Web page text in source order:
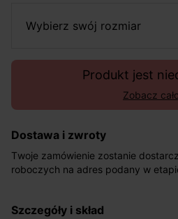
wybierz swój rozmiar
Produkt jest
Zobacz
Dostawa i zwroty
Twoje zamówienie zostanie
roboczych na adres podany w
pośrednictwem DHL Express.
szczegóły i skład